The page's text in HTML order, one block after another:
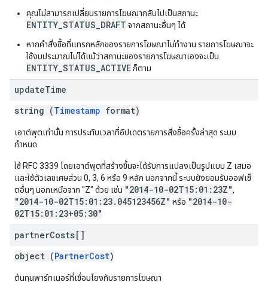
คุณไม่สามารถเปลี่ยนรายการโฆษณากลับไปเป็นสถานะ
ENTITY_STATUS_DRAFT จากสถานะอื่นๆ ได้
หากคำสั่งซื้อที่แทรกหลักของรายการโฆษณาไม่ทำงาน รายการโฆษณาจะ
ใช้งบประมาณไม่ได้แม้ว่าสถานะของรายการโฆษณาเองจะเป็น
ENTITY_STATUS_ACTIVEก็ตาม
updateTime
string (Timestamp format)
เอาต์พุตเท่านั้น การประทับเวลาที่อัปเดตรายการสั่งซื้อครั้งล่าสุด ระบบ
กำหนด
ใช้ RFC 3339 โดยเอาต์พุตที่สร้างขึ้นจะได้รับการแปลงเป็นรูปแบบ Z เสมอ
และใช้ตัวเลขเศษส่วน 0, 3, 6 หรือ 9 หลัก นอกจากนี้ ระบบยังยอมรับออฟเซ็
ตอื่นๆ นอกเหนือจาก "Z" ด้วย เช่น "2014-10-02T15:01:23Z",
"2014-10-02T15:01:23.045123456Z" หรือ "2014-10-
02T15:01:23+05:30"
partnerCosts[]
object (PartnerCost)
ต้นทุนพาร์ทเนอร์ที่เชื่อมโยงกับรายการโฆษณา